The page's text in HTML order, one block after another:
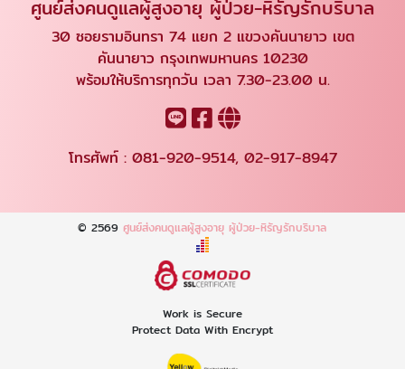
ศูนย์ส่งคนดูแลผู้สูงอายุ ผู้ป่วย-หิรัญรักบริบาล
30 ซอยรามอินทรา 74 แยก 2 แขวงคันนายาว เขต
คันนายาว กรุงเทพมหานคร 10230
พร้อมให้บริการทุกวัน เวลา 7.30-23.00 น.
โทรศัพท์ : 081-920-9514, 02-917-8947
© 2569ศูนย์ส่งคนดูแลผู้สูงอายุ ผู้ป่วย-หิรัญรักบริบาล
Work is Secure
Protect Data With Encrypt